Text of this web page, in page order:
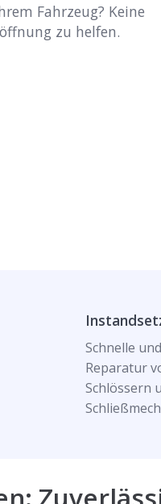
Fahrzeug? Keine
zu helfen.
Schnelle
Reparatur
Schlössern